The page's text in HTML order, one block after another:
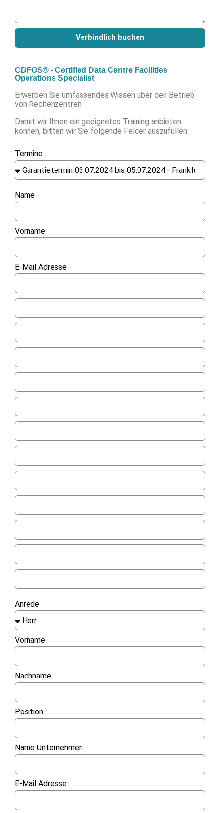
Verbindlich buchen
CDFOS® - Certified Data Centre Facilities
Operations Specialist
Erwerben Sie umfassendes Wissen über den Betrieb
von Rechenzentren.
Damit wir Ihnen ein geeignetes Training anbieten
können, bitten wir Sie folgende Felder auszufüllen:
Termine
Name
Vorname
E-Mail Adresse
Anrede
Vorname
Nachname
Position
Name Unternehmen
E-Mail Adresse